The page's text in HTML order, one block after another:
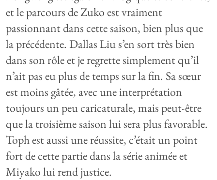
et le parcours de Zuko est vraiment
passionnant dans cette saison, bien plus que
la précédente. Dallas Liu s’en sort très bien
dans son rôle et je regrette simplement qu’il
n’ait pas eu plus de temps sur la fin. Sa sœur
est moins gâtée, avec une interprétation
toujours un peu caricaturale, mais peut-être
que la troisième saison lui sera plus favorable.
Toph est aussi une réussite, c’était un point
fort de cette partie dans la série animée et
Miyako lui rend justice.